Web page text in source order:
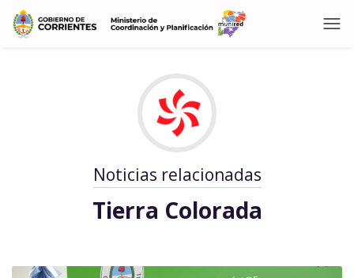
Noticias relacionadas
Tierra Colorada